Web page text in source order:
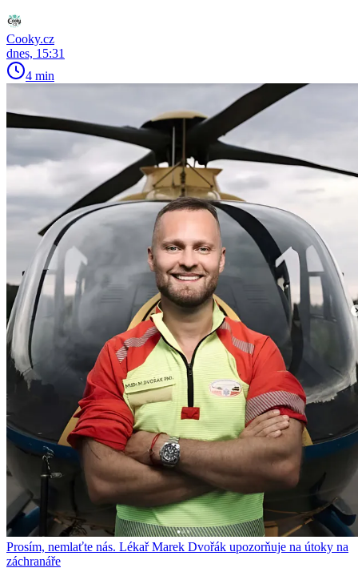
Cooky.cz
dnes, 15:31
4 min
Prosím, nemlaťte nás. Lékař Marek Dvořák upozorňuje na útoky na
záchranáře